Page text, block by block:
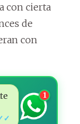
con cierta
de
con
1